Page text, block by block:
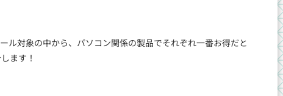
ル対象の中から、パソコン関係の製品でそれぞれ一番お得だと
ます！